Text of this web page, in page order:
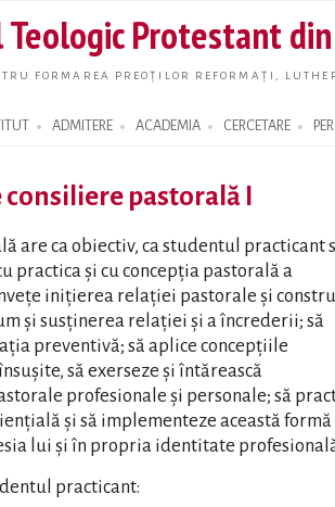
main
Protestant
FORMAREA PREOȚILOR REFORMAȚI,
ADMITERE ACADEMIA CERCETARE
consiliere pastorală I
are ca obiectiv, ca studentul practicant
practica și cu concepția pastorală a
inițierea relației pastorale și
și susținerea relației și a încrederii; să
preventivă; să aplice concepțiile
să exerseze și întărească
profesionale și personale; să
și să implementeze această formă
lui și în propria identitate
practicant: